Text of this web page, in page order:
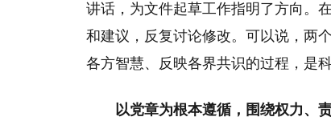
讲话，为文件起草工作指明了方向。
和建议，反复讨论修改。可以说，两
各方智慧、反映各界共识的过程，是
以党章为根本遵循，围绕权力、